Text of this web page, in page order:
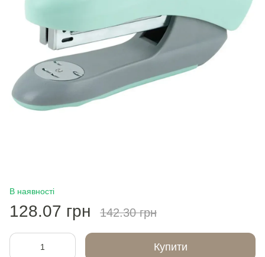
В наявності
128.07 грн 142.30 грн
Купити